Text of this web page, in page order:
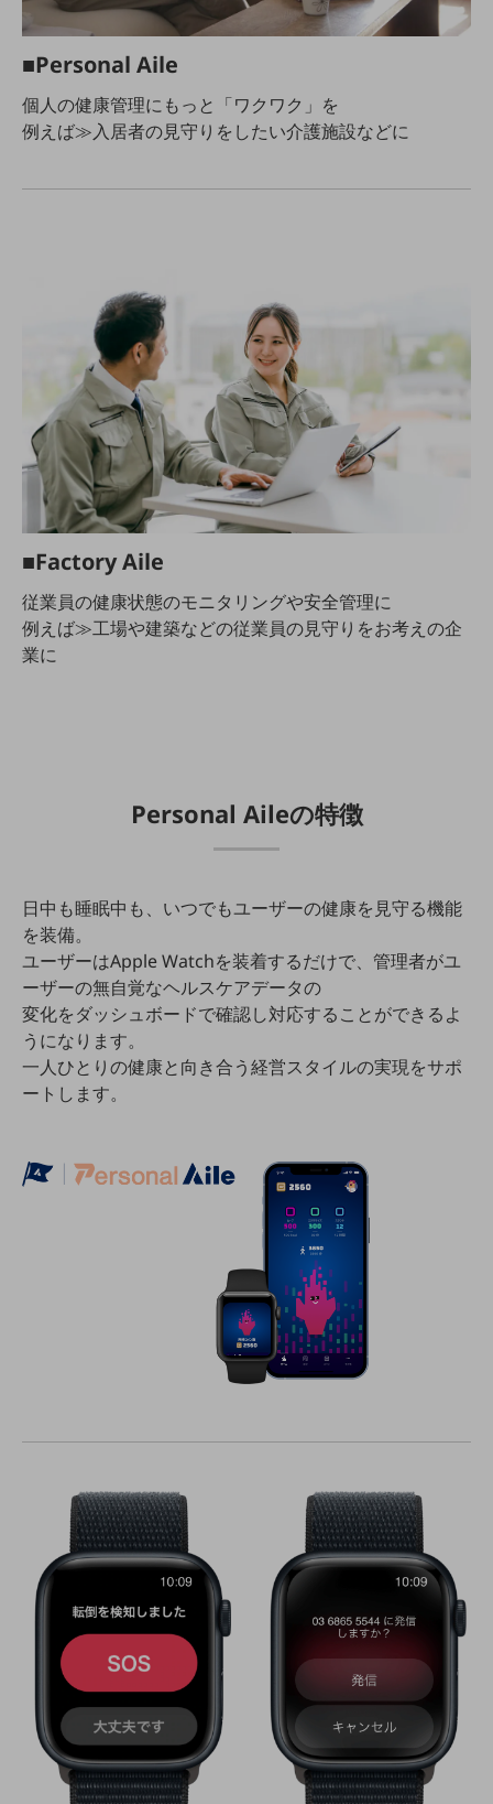
運用管理
課題・ニーズで探す
課題・ニーズで探すTOP
地域共創・地方創生
セキュリティ対策
遠隔監視
顧客体験（CX）改善
業種・業態で探す
業種・業態で探すTOP
自治体
製造・建設業
小売業
キーワードで探す
モバイルTOP
法人向けスマホ・携帯に関する、
おすすめの機種、料金やサービスをご紹介
製品TOP
タフネススマートフォン
ドコモBiz データ無制限 ドコモ MAX ドコモ mini ドコモBiz かけ放題
ケータイプラン
5Gデータプラス
データプラス
IoT向け回線料金
home5Gプラン
モバイルサービス
端末の一元管理
■Personal Aile
個人の健康管理にもっと「ワクワク」を
例えば≫入居者の見守りをしたい介護施設などに
■Factory Aile
従業員の健康状態のモニタリングや安全管理に
例えば≫工場や建築などの従業員の見守りをお考えの企
業に
Personal Aileの特徴
日中も睡眠中も、いつでもユーザーの健康を見守る機能
を装備。
ユーザーはApple Watchを装着するだけで、管理者がユ
ーザーの無自覚なヘルスケアデータの
変化をダッシュボードで確認し対応することができるよ
うになります。
一人ひとりの健康と向き合う経営スタイルの実現をサポ
ートします。